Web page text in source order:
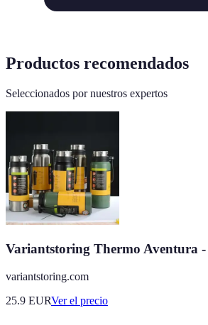
Productos recomendados
Seleccionados por nuestros expertos
Variantstoring Thermo Aventura -
variantstoring.com
25.9 EURVer el precio